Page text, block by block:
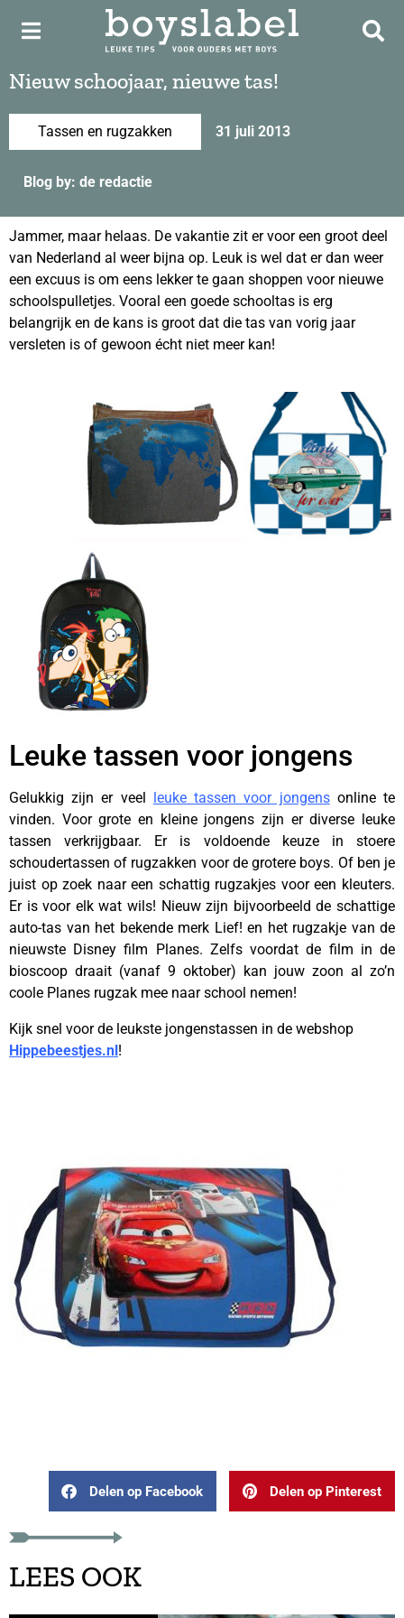
Nieuw schoojaar, nieuwe tas!
Tassen en rugzakken 31 juli 2013
Blog by: de redactie
Jammer, maar helaas. De vakantie zit er voor een groot deel
van Nederland al weer bijna op. Leuk is wel dat er dan weer
een excuus is om eens lekker te gaan shoppen voor nieuwe
schoolspulletjes. Vooral een goede schooltas is erg
belangrijk en de kans is groot dat die tas van vorig jaar
versleten is of gewoon écht niet meer kan!
Leuke tassen voor jongens
Gelukkig zijn er veel leuke tassen voor jongensonline te
vinden. Voor grote en kleine jongens zijn er diverse leuke
tassen verkrijgbaar. Er is voldoende keuze in stoere
schoudertassen of rugzakken voor de grotere boys. Of ben je
juist op zoek naar een schattig rugzakjes voor een kleuters.
Er is voor elk wat wils! Nieuw zijn bijvoorbeeld de schattige
auto-tas van het bekende merk Lief! en het rugzakje van de
nieuwste Disney film Planes. Zelfs voordat de film in de
bioscoop draait (vanaf 9 oktober) kan jouw zoon al zo’n
coole Planes rugzak mee naar school nemen!
Kijk snel voor de leukste jongenstassen in de webshop
Hippebeestjes.nl!
Delen op Facebook Delen op Pinterest
LEES OOK